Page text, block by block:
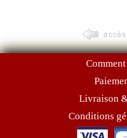
Livraison
Conditions